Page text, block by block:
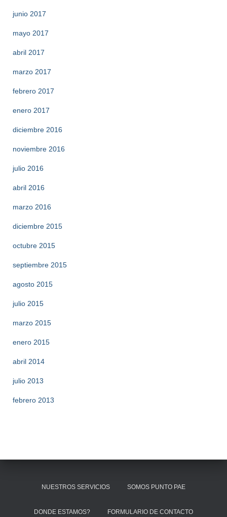
junio 2017
mayo 2017
abril 2017
marzo 2017
febrero 2017
enero 2017
diciembre 2016
noviembre 2016
julio 2016
abril 2016
marzo 2016
diciembre 2015
octubre 2015
septiembre 2015
agosto 2015
julio 2015
marzo 2015
enero 2015
abril 2014
julio 2013
febrero 2013
NUESTROS SERVICIOS SOMOS PUNTO PAE
DONDE ESTAMOS? FORMULARIO DE CONTACTO